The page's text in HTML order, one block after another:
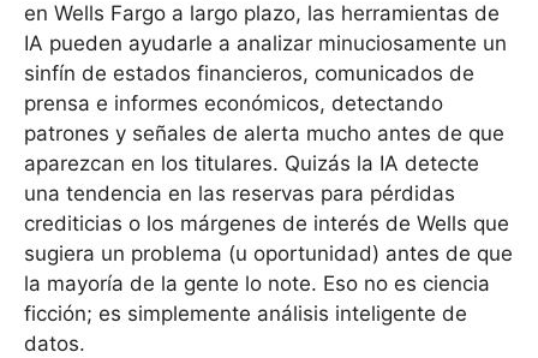
en Wells Fargo a largo plazo, las herramientas de
IA pueden ayudarle a analizar minuciosamente un
sinfín de estados financieros, comunicados de
prensa e informes económicos, detectando
patrones y señales de alerta mucho antes de que
aparezcan en los titulares. Quizás la IA detecte
una tendencia en las reservas para pérdidas
crediticias o los márgenes de interés de Wells que
sugiera un problema (u oportunidad) antes de que
la mayoría de la gente lo note. Eso no es ciencia
ficción; es simplemente análisis inteligente de
datos.